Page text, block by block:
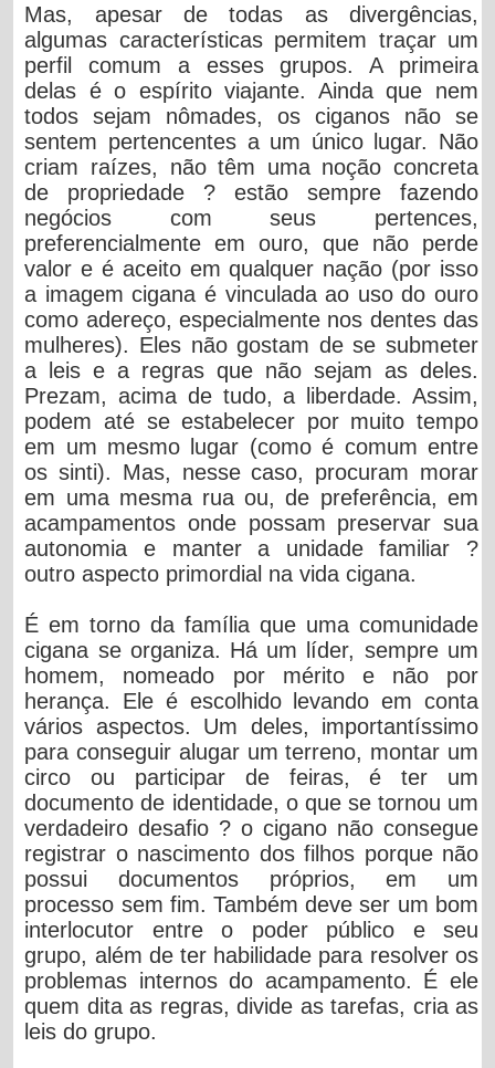
Mas, apesar de todas as divergências,
algumas características permitem traçar um
perfil comum a esses grupos. A primeira
delas é o espírito viajante. Ainda que nem
todos sejam nômades, os ciganos não se
sentem pertencentes a um único lugar. Não
criam raízes, não têm uma noção concreta
de propriedade ? estão sempre fazendo
negócios com seus pertences,
preferencialmente em ouro, que não perde
valor e é aceito em qualquer nação (por isso
a imagem cigana é vinculada ao uso do ouro
como adereço, especialmente nos dentes das
mulheres). Eles não gostam de se submeter
a leis e a regras que não sejam as deles.
Prezam, acima de tudo, a liberdade. Assim,
podem até se estabelecer por muito tempo
em um mesmo lugar (como é comum entre
os sinti). Mas, nesse caso, procuram morar
em uma mesma rua ou, de preferência, em
acampamentos onde possam preservar sua
autonomia e manter a unidade familiar ?
outro aspecto primordial na vida cigana.
É em torno da família que uma comunidade
cigana se organiza. Há um líder, sempre um
homem, nomeado por mérito e não por
herança. Ele é escolhido levando em conta
vários aspectos. Um deles, importantíssimo
para conseguir alugar um terreno, montar um
circo ou participar de feiras, é ter um
documento de identidade, o que se tornou um
verdadeiro desafio ? o cigano não consegue
registrar o nascimento dos filhos porque não
possui documentos próprios, em um
processo sem fim. Também deve ser um bom
interlocutor entre o poder público e seu
grupo, além de ter habilidade para resolver os
problemas internos do acampamento. É ele
quem dita as regras, divide as tarefas, cria as
leis do grupo.